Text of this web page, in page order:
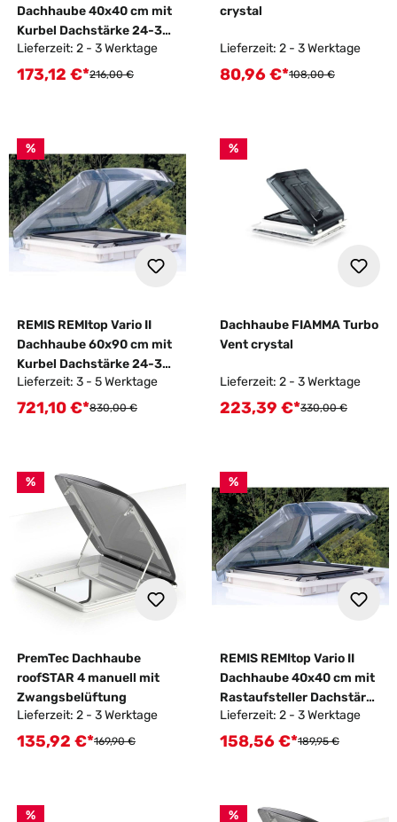
Dachhaube 40x40 cm mit
Kurbel Dachstärke 24-35
mm
Lieferzeit: 2 - 3 Werktage
Verkaufspreis:
173,12 €*Regulärer Preis:
216,00 €
crystal
Lieferzeit: 2 - 3 Werktage
Verkaufspreis:
80,96 €*Regulärer Preis:
108,00 €
%
REMIS REMItop Vario II
Dachhaube 60x90 cm mit
Kurbel Dachstärke 24-35
mm
Lieferzeit: 3 - 5 Werktage
Verkaufspreis:
721,10 €*Regulärer Preis:
830,00 €
%
Dachhaube FIAMMA Turbo
Vent crystal
Lieferzeit: 2 - 3 Werktage
Verkaufspreis:
223,39 €*Regulärer Preis:
330,00 €
%
PremTec Dachhaube
roofSTAR 4 manuell mit
Zwangsbelüftung
Lieferzeit: 2 - 3 Werktage
Verkaufspreis:
135,92 €*Regulärer Preis:
169,90 €
%
REMIS REMItop Vario II
Dachhaube 40x40 cm mit
Rastaufsteller Dachstärke
24-35 mm
Lieferzeit: 2 - 3 Werktage
Verkaufspreis:
158,56 €*Regulärer Preis:
189,95 €
% %